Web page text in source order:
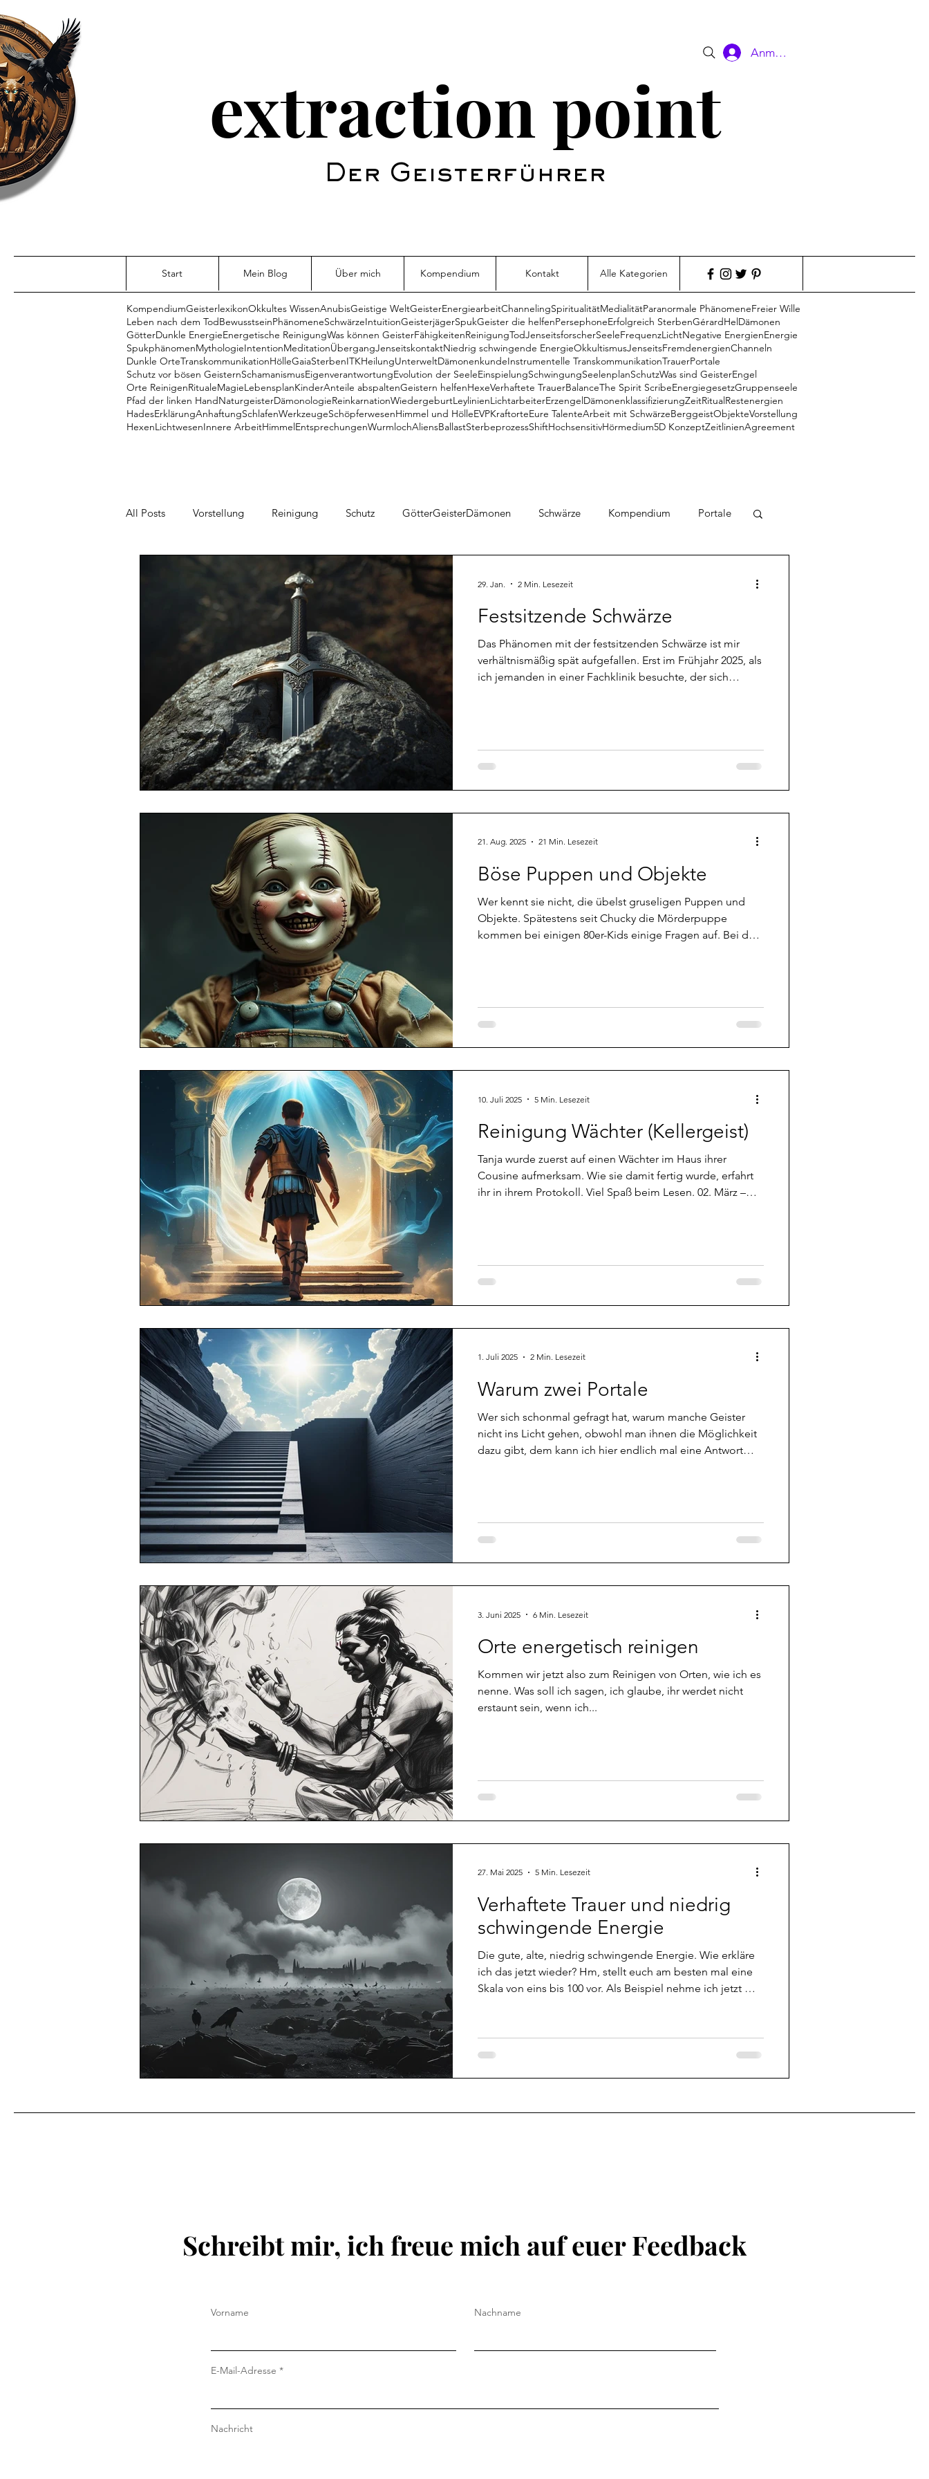
extraction point
Der Geisterführer
Anmelden
Start Mein Blog Über mich Kompendium Kontakt Alle Kategorien
KompendiumGeisterlexikonOkkultes WissenAnubisGeistige WeltGeisterEnergiearbeitChannelingSpiritualitätMedialitätParanormale PhänomeneFreier Wille
Leben nach dem TodBewusstseinPhänomeneSchwärzeIntuitionGeisterjägerSpukGeister die helfenPersephoneErfolgreich SterbenGérardHelDämonen
GötterDunkle EnergieEnergetische ReinigungWas können GeisterFähigkeitenReinigungTodJenseitsforscherSeeleFrequenzLichtNegative EnergienEnergie
SpukphänomenMythologieIntentionMeditationÜbergangJenseitskontaktNiedrig schwingende EnergieOkkultismusJenseitsFremdenergienChanneln
Dunkle OrteTranskommunikationHölleGaiaSterbenITKHeilungUnterweltDämonenkundeInstrumentelle TranskommunikationTrauerPortale
Schutz vor bösen GeisternSchamanismusEigenverantwortungEvolution der SeeleEinspielungSchwingungSeelenplanSchutzWas sind GeisterEngel
Orte ReinigenRitualeMagieLebensplanKinderAnteile abspaltenGeistern helfenHexeVerhaftete TrauerBalanceThe Spirit ScribeEnergiegesetzGruppenseele
Pfad der linken HandNaturgeisterDämonologieReinkarnationWiedergeburtLeylinienLichtarbeiterErzengelDämonenklassifizierungZeitRitualRestenergien
HadesErklärungAnhaftungSchlafenWerkzeugeSchöpferwesenHimmel und HölleEVPKraftorteEure TalenteArbeit mit SchwärzeBerggeistObjekteVorstellung
HexenLichtwesenInnere ArbeitHimmelEntsprechungenWurmlochAliensBallastSterbeprozessShiftHochsensitivHörmedium5D KonzeptZeitlinienAgreement
All Posts Vorstellung Reinigung Schutz GötterGeisterDämonen Schwärze Kompendium Portale
Meine Meinung Objekte Geister
Mythologie Persephone Special Übergang Meditation UNA Phänomene
Geomantie Tiere Trauer Spuk Aspekte
Festsitzende Schwärze
Das Phänomen mit der festsitzenden Schwärze ist mir
verhältnismäßig spät aufgefallen. Erst im Frühjahr 2025, als
ich jemanden in einer Fachklinik besuchte, der sich
verwunderlich ist, irgendwo muss der ganze Kram ja hin,
29. Jan. 2 Min. Lesezeit
Böse Puppen und Objekte
Wer kennt sie nicht, die übelst gruseligen Puppen und
Objekte. Spätestens seit Chucky die Mörderpuppe
kommen bei einigen 80er-Kids einige Fragen auf. Bei der
21. Aug. 2025 21 Min. Lesezeit
Reinigung Wächter (Kellergeist)
Tanja wurde zuerst auf einen Wächter im Haus ihrer
Cousine aufmerksam. Wie sie damit fertig wurde, erfahrt
ihr in ihrem Protokoll. Viel Spaß beim Lesen. 02. März –
nicht beschweren! Im Gegenzug knackt eines meiner
10. Juli 2025 5 Min. Lesezeit
Warum zwei Portale
Wer sich schonmal gefragt hat, warum manche Geister
nicht ins Licht gehen, obwohl man ihnen die Möglichkeit
dazu gibt, dem kann ich hier endlich mal eine Antwort
1. Juli 2025 2 Min. Lesezeit
Orte energetisch reinigen
Kommen wir jetzt also zum Reinigen von Orten, wie ich es
nenne. Was soll ich sagen, ich glaube, ihr werdet nicht
erstaunt sein, wenn ich...
3. Juni 2025 6 Min. Lesezeit
Verhaftete Trauer und niedrig
schwingende Energie
Die gute, alte, niedrig schwingende Energie. Wie erkläre
ich das jetzt wieder? Hm, stellt euch am besten mal eine
Skala von eins bis 100 vor. Als Beispiel nehme ich jetzt mal
wird. Als hoch schwingende Energie dient uns die gute,
alte Liebe. Die ist übrigens tatsächlich die höchste
27. Mai 2025 5 Min. Lesezeit
Schreibt mir, ich freue mich auf euer Feedback
Vorname Nachname
E-Mail-Adresse
Nachricht